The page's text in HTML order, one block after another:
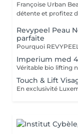
Françoise Urban
détente et profitez
Revypeel Peau
parfaite
Imperium med
Touch & Lift